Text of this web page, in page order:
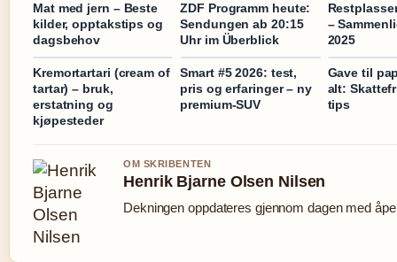
Mat med jern – Beste
kilder, opptakstips og
dagsbehov
ZDF Programm heute:
Sendungen ab 20:15
Uhr im Überblick
–
2025
Kremortartari (cream of
tartar) – bruk,
erstatning og
kjøpesteder
Smart #5 2026: test,
pris og erfaringer – ny
premium-SUV
Gave til
alt:
tips
OM SKRIBENTEN
Henrik Bjarne Olsen Nilsen
Dekningen oppdateres gjennom dagen med